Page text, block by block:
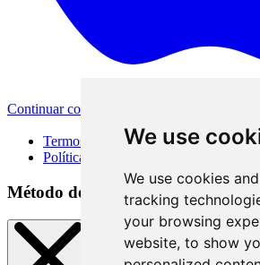
We use
We use cookies
tracking
your browsing
website, to show
Continuar com a Apple
Termos de Uso
Política de Privacidade
Método de acesso